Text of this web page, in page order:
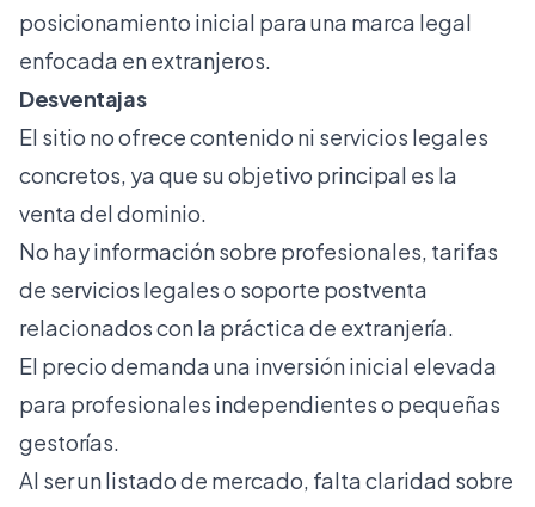
posicionamiento inicial para una marca legal
enfocada en extranjeros.
Desventajas
El sitio no ofrece contenido ni servicios legales
concretos, ya que su objetivo principal es la
venta del dominio.
No hay información sobre profesionales, tarifas
de servicios legales o soporte postventa
relacionados con la práctica de extranjería.
El precio demanda una inversión inicial elevada
para profesionales independientes o pequeñas
gestorías.
Al ser un listado de mercado, falta claridad sobre